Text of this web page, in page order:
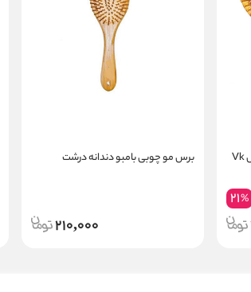
برس چوبی دانه گرد وی کی بیو پلاس Vk
21%
برس مو چوبی بامبو دندانه درشت
210,000